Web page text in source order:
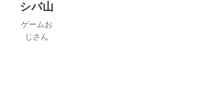
シバ山
ゲームお
じさん